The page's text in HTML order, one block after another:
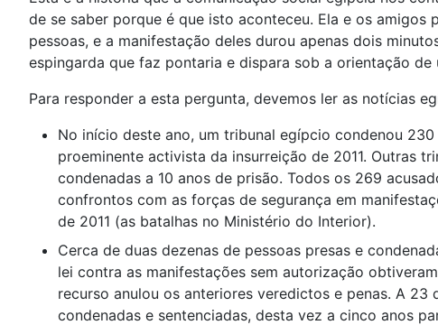
de se saber porque é que isto aconteceu. Ela e os amigos
pessoas, e a manifestação deles durou apenas dois
espingarda que faz pontaria e dispara sob a orientação
Para responder a esta pergunta, devemos ler as notícias
No início deste ano, um tribunal egípcio condenou
proeminente activista da insurreição de 2011. Outras
condenadas a 10 anos de prisão. Todos os 269
confrontos com as forças de segurança em
de 2011 (as batalhas no Ministério do Interior).
Cerca de duas dezenas de pessoas presas e
lei contra as manifestações sem autorização
recurso anulou os anteriores veredictos e penas. A 23
condenadas e sentenciadas, desta vez a cinco anos